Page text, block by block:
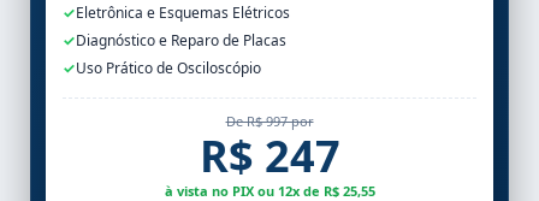
✓Eletrônica e Esquemas Elétricos
✓Diagnóstico e Reparo de Placas
✓Uso Prático de Osciloscópio
De R$ 997 por
R$ 247
à vista no PIX ou 12x de R$ 25,55